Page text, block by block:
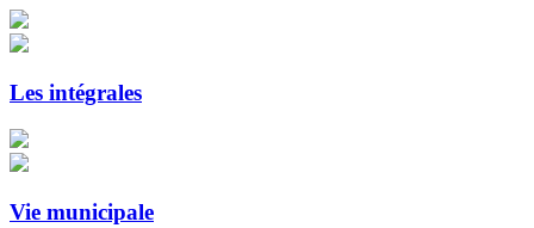
Les intégrales
Vie municipale